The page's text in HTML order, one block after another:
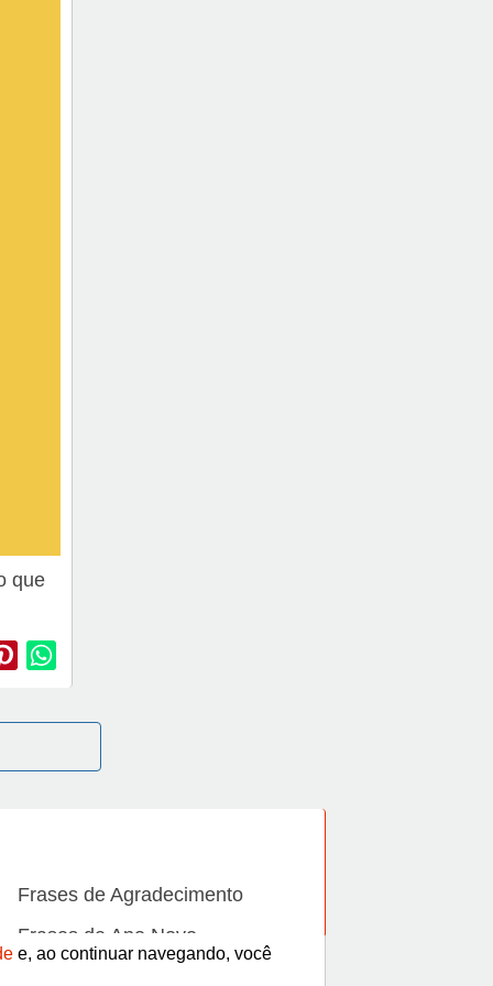
que
Frases de Agradecimento
Frases de Ano Novo
e, ao continuar navegando, você